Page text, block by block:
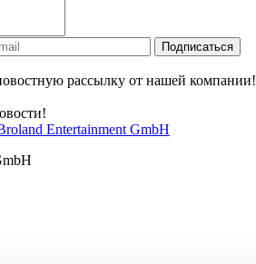
Подписаться
рассылку от нашей компании!